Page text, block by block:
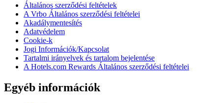
Általános szerződési feltételek
A Vrbo Általános szerződési feltételei
Akadálymentesítés
Adatvédelem
Cookie-k
Jogi Információk/Kapcsolat
Tartalmi irányelvek és tartalom bejelentése
A Hotels.com Rewards Általános szerződési feltételei
Egyéb információk